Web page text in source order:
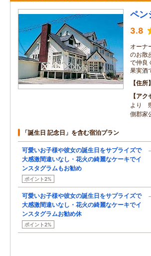
ペン
3.8
オーナ
のお散
で仲良
果実酒
住所
アク
より
側郡家
「誕生日 記念日」を含む宿泊プラン
可愛いお子様や彼女の誕生日をサプライズで
大感激間違いなし・花火の綺麗なケーキでイ
ンスタグラムもお勧め
ポイント2%
可愛いお子様や彼女の誕生日をサプライズで
大感激間違いなし・花火の綺麗なケーキでイ
ンスタグラムお勧め休
ポイント2%